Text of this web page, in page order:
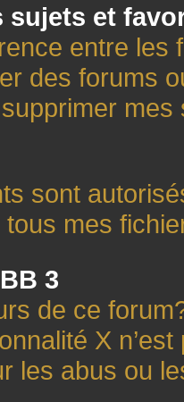
sujets et
entre les
des forums
sont
mes
3
de ce
X
les abus ou